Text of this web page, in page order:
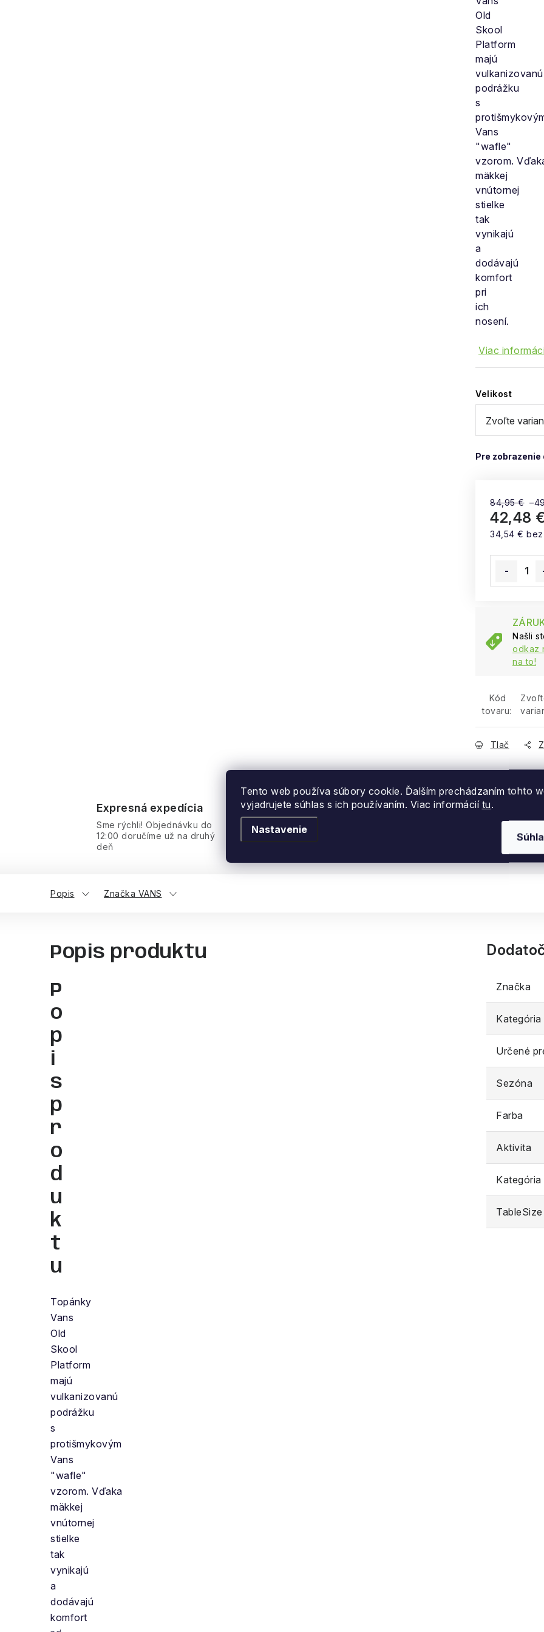
Tento web používa súbory cookie. Ďalším prechádzaním tohto
vyjadrujete súhlas s ich používaním. Viac informácií tu.
Nastavenie
Old
Skool
Platform
majú
vulkanizovanú
podrážku
s
Vans
"wafle"
vzorom.
mäkkej
vnútornej
stielke
tak
vynikajú
a
dodávajú
komfort
pri
ich
nosení.
Viac
Velikost
84,95 €
42,48
34,54 € bez
Našli
odkaz
na to!
Kód
tovaru:
Tlač
Expresná expedícia
Sme rýchli! Objednávku do
12:00 doručíme už na druhý
deň
Doprava zdarma
Nad 80 eur
Kamenný
Malíkova 4922/1,
Popis Značka VANS
Popis produktu
P
o
p
i
s
p
r
o
d
u
k
t
u
Topánky
Vans
Old
Skool
Platform
majú
vulkanizovanú
podrážku
s
protišmykovým
Vans
"wafle"
vzorom. Vďaka
mäkkej
vnútornej
stielke
tak
vynikajú
a
dodávajú
komfort
Značka
Kategória
Určené
Sezóna
Farba
Aktivita
Kategória
TableSize